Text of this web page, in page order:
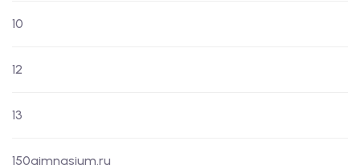
10
12
13
150gimnasium.ru